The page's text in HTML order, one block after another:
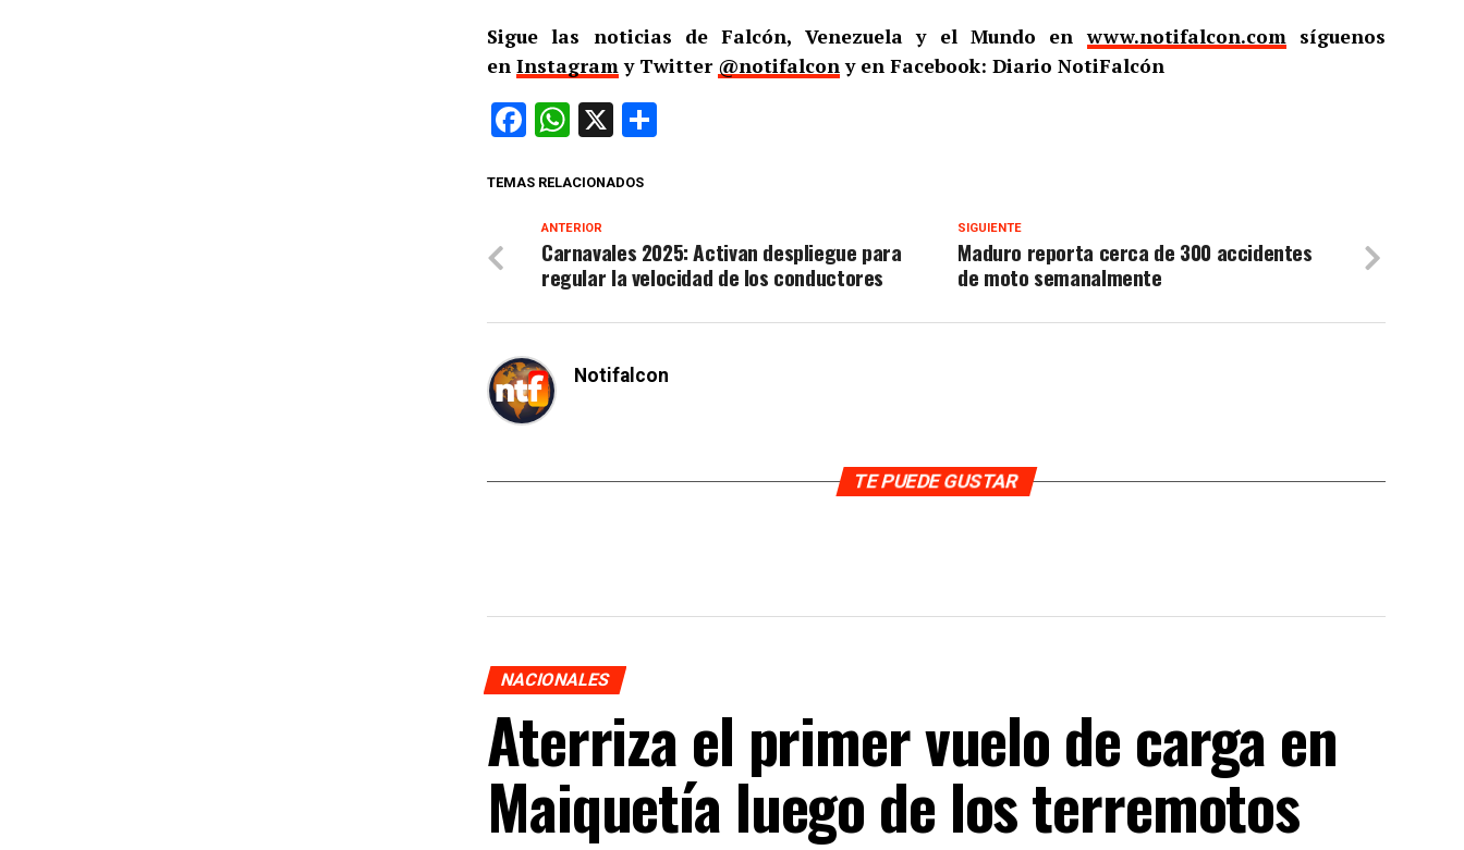
Sigue las noticias de Falcón, Venezuela y el Mundo enwww.notifalcon.comsíguenos
en Instagramy Twitter @notifalcony en Facebook: Diario NotiFalcón
Facebook
WhatsApp
X
TEMAS RELACIONADOS
SIGUIENTE
Maduro reporta cerca de 300 accidentes
de moto semanalmente
ANTERIOR
Carnavales 2025: Activan despliegue para
regular la velocidad de los conductores
Notifalcon
TE PUEDE GUSTAR
NACIONALES
Aterriza el primer vuelo de carga en
Maiquetía luego de los terremotos